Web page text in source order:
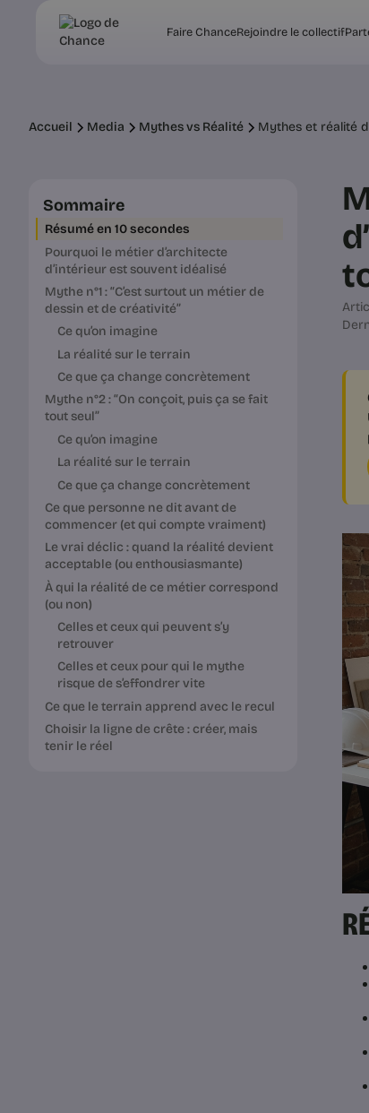
Faire ChanceRejoindre le collectif
Accueil Media Mythes vs Réalité Mythes et réalité
Sommaire
Résumé en 10 secondes
Pourquoi le métier d’architecte
d’intérieur est souvent idéalisé
Mythe n°1 : “C’est surtout un métier de
dessin et de créativité”
Ce qu’on imagine
La réalité sur le terrain
Ce que ça change concrètement
Mythe n°2 : “On conçoit, puis ça se fait
tout seul”
Ce qu’on imagine
La réalité sur le terrain
Ce que ça change concrètement
Ce que personne ne dit avant de
commencer (et qui compte vraiment)
Le vrai déclic : quand la réalité devient
acceptable (ou enthousiasmante)
À qui la réalité de ce métier correspond
(ou non)
Celles et ceux qui peuvent s’y
retrouver
Celles et ceux pour qui le mythe
risque de s’effondrer vite
Ce que le terrain apprend avec le recul
Choisir la ligne de crête : créer, mais
tenir le réel